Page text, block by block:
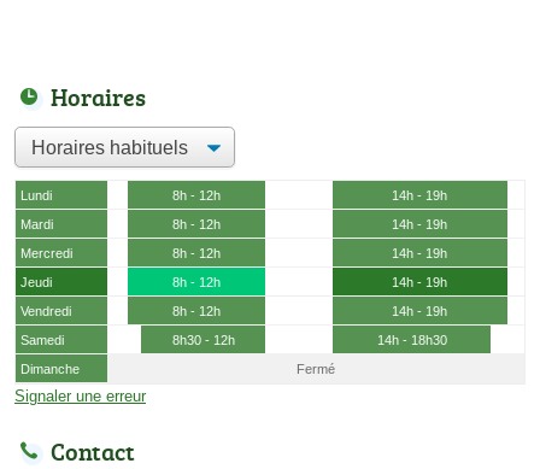
Horaires
Lundi 8h - 12h
14h - 19h
Mardi
8h - 12h
14h - 19h
Mercredi
8h - 12h
14h - 19h
Jeudi
8h - 12h
14h - 19h
Vendredi
8h - 12h
14h - 19h
Samedi
8h30 - 12h
14h - 18h30
Dimanche
Fermé
Signaler une erreur
Contact